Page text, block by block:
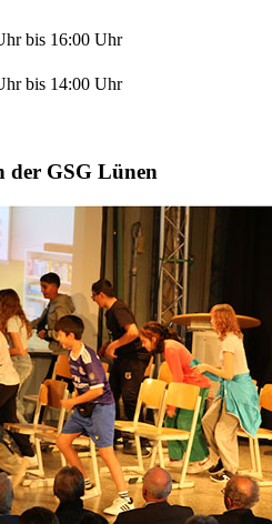
bis 16:00 Uhr
bis 14:00 Uhr
der GSG Lünen